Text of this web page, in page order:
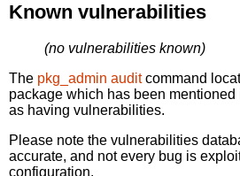
Known vulnerabilities
(no vulnerabilities known)
The pkg_admin auditcommand
package which has been
as having vulnerabilities.
Please note the vulnerabilities
accurate, and not every bug is
configuration.